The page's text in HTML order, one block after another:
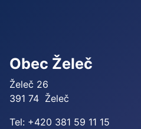
Obec Želeč
Želeč 26
391 74 Želeč
Tel: +420 381 59 11 15